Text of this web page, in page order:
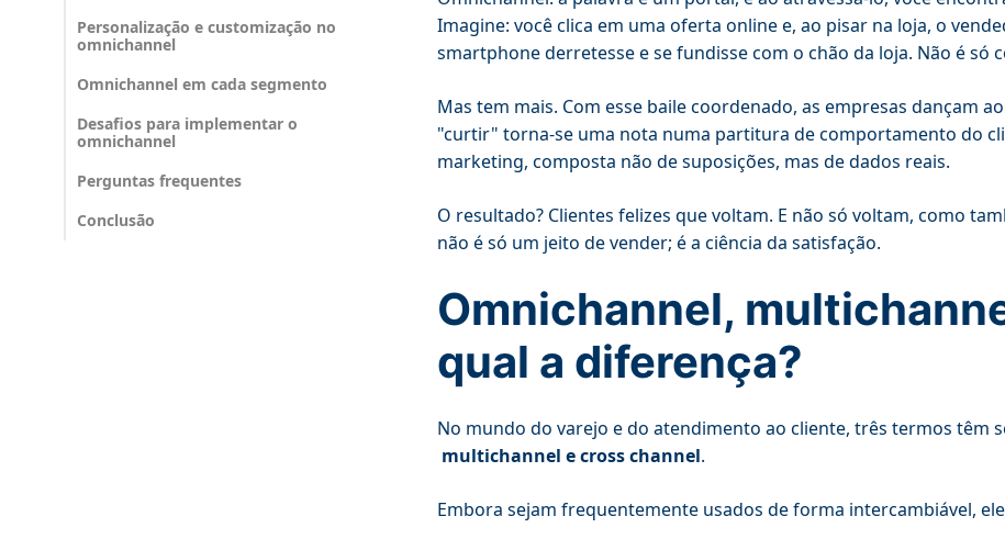
Personalização e customização no
omnichannel
Omnichannel em cada segmento
Desafios para implementar o
omnichannel
Perguntas frequentes
Conclusão
Imagine: você clica em uma oferta online e, ao pisar na loja, o
smartphone derretesse e se fundisse com o chão da loja. Não é só
Mas tem mais. Com esse baile coordenado, as empresas dançam
"curtir" torna-se uma nota numa partitura de comportamento do
marketing, composta não de suposições, mas de dados reais.
O resultado? Clientes felizes que voltam. E não só voltam, como
não é só um jeito de vender; é a ciência da satisfação.
Omnichannel,
qual a diferença?
No mundo do varejo e do atendimento ao cliente, três termos têm
multichannel e cross channel.
Embora sejam frequentemente usados ​​de forma intercambiável,